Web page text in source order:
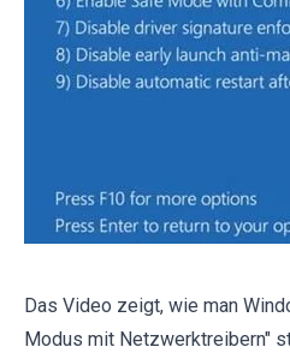
Das Video zeigt, wie man
Modus mit Netzwerktreibern"